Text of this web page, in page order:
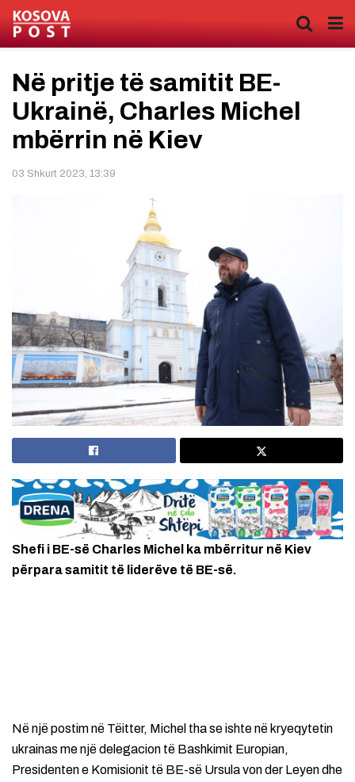
Në pritje të samitit BE-
Ukrainë, Charles Michel
mbërrin në Kiev
03 Shkurt 2023, 13:39
Shefi i BE-së Charles Michel ka mbërritur në Kiev
përpara samitit të liderëve të BE-së.
Në një postim në Tëitter, Michel tha se ishte në kryeqytetin
ukrainas me një delegacion të Bashkimit Europian,
Presidenten e Komisionit të BE-së Ursula von der Leyen dhe